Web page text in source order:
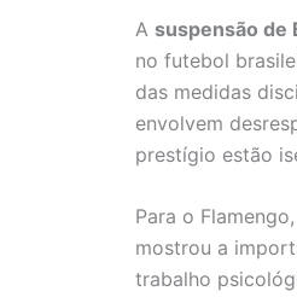
A suspensão de
no futebol
das medidas
envolvem
prestígio estão
Para o
mostrou a
trabalho